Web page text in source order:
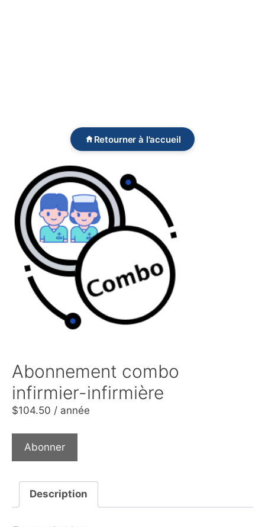
Retourner à l'accueil
Abonnement combo
infirmier-infirmière
$104.50 / année
Abonner
Description